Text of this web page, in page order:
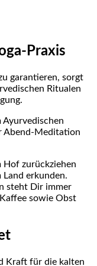
Praxis
garantieren, sorgt
Ritualen
Ayurvedischen
Abend-Meditation
zurückziehen
Land erkunden.
steht Dir immer
sowie Obst
Kraft für die kalten